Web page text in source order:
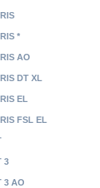
*
AO
DT XL
EL
FSL EL
3
3 AO